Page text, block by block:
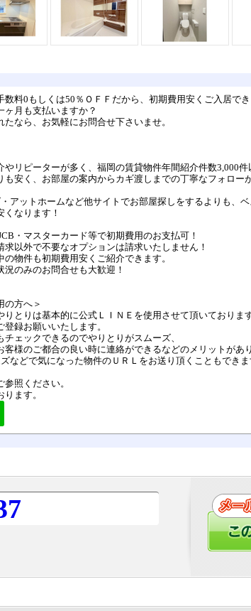
数料0もしくは50％ＯＦＦだから、初期費用安くご入居で
ヶ月も支払いますか？
たなら、お気軽にお問合せ下さいませ。
やリピーターが多く、福岡の賃貸物件年間紹介件数3,000件
も安く、お部屋の案内からカギ渡しまでの丁寧なフォロー
アットホームなど他サイトでお部屋探しをするよりも、
くなります！
・マスターカード等で初期費用のお支払可！
以外で不要なオプションは請求いたしません！
物件も初期費用安くご紹介できます。
のみのお問合せも大歓迎！
の方へ＞
りとりは基本的に公式ＬＩＮＥを使用させて頂いておりま
登録お願いいたします。
チェックできるのでやりとりがスムーズ、
客様のご都合の良い時に連絡ができるなどのメリットがあ
ズなどで気になった物件のＵＲＬをお送り頂くこともでき
照ください。
ます。